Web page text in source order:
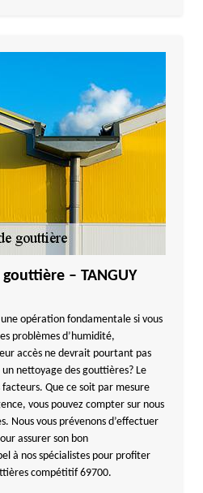
– TANGUY
opération fondamentale si vous
problèmes d’humidité,
accès ne devrait pourtant pas
nettoyage des gouttières? Le
Que ce soit par mesure
vous pouvez compter sur nous
Nous vous prévenons d’effectuer
assurer son bon
à nos spécialistes pour profiter
compétitif 69700.